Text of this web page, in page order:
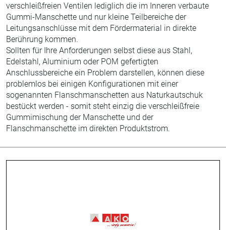
verschleißfreien Ventilen lediglich die im Inneren verbaute
Gummi-Manschette und nur kleine Teilbereiche der
Leitungsanschlüsse mit dem Fördermaterial in direkte
Berührung kommen.
Sollten für Ihre Anforderungen selbst diese aus Stahl,
Edelstahl, Aluminium oder POM gefertigten
Anschlussbereiche ein Problem darstellen, können diese
problemlos bei einigen Konfigurationen mit einer
sogenannten Flanschmanschetten aus Naturkautschuk
bestückt werden - somit steht einzig die verschleißfreie
Gummimischung der Manschette und der
Flanschmanschette im direkten Produktstrom.